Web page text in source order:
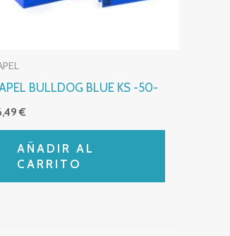
BULLDOG BLUE KS -50-
€
AÑADIR AL
CARRITO